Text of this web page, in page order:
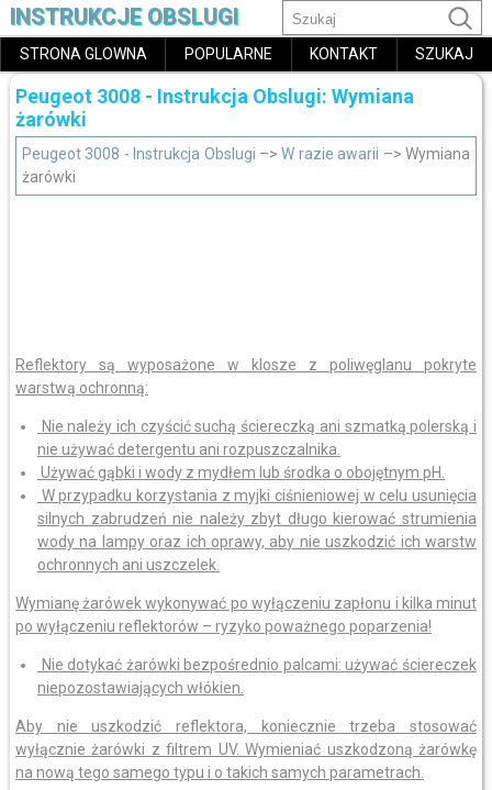
INSTRUKCJE OBSLUGI
STRONA GLOWNA POPULARNE KONTAKT SZUKAJ
Peugeot 3008 - Instrukcja Obslugi: Wymiana
żarówki
Peugeot 3008 - Instrukcja Obslugi –>W razie awarii –> Wymiana
żarówki
Reflektory są wyposażone w klosze z poliwęglanu pokryte
warstwą ochronną:
Nie należy ich czyścić suchą ściereczką ani szmatką polerską i
nie używać detergentu ani rozpuszczalnika.
Używać gąbki i wody z mydłem lub środka o obojętnym pH.
W przypadku korzystania z myjki ciśnieniowej w celu usunięcia
silnych zabrudzeń nie należy zbyt długo kierować strumienia
wody na lampy oraz ich oprawy, aby nie uszkodzić ich warstw
ochronnych ani uszczelek.
Wymianę żarówek wykonywać po wyłączeniu zapłonu i kilka minut
po wyłączeniu reflektorów – ryzyko poważnego poparzenia!
Nie dotykać żarówki bezpośrednio palcami: używać ściereczek
niepozostawiających włókien.
Aby nie uszkodzić reflektora, koniecznie trzeba stosować
wyłącznie żarówki z filtrem UV. Wymieniać uszkodzoną żarówkę
na nową tego samego typu i o takich samych parametrach.